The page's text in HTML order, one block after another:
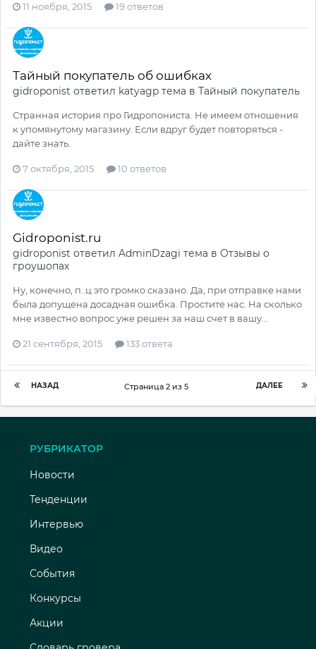
11 ноября, 2015 19 ответов
Тайный покупатель об ошибках
gidroponist ответил katyagp тема в Тайный покупатель
Странная история про Гидропониста. Не имеем отношения
к упомянутому магазину. Если вдруг будет повторяться -
дайте знать.
7 октября, 2015 10 ответов
Gidroponist.ru
gidroponist ответил AdminDzagi тема в Отзывы о
гроушопах
Ну, конечно, п..ц это громко сказано. Да, при отправке нами
была допущена досадная ошибка. Простите нас. На сколько
мне известно вопрос уже решен за наш счет в вашу...
21 сентября, 2015 133 ответа
НАЗАД ДАЛЕЕ
Страница 2 из 5
РУБРИКАТОР
Новости
Тенденции
Интервью
Видео
События
Конкурсы
Акции